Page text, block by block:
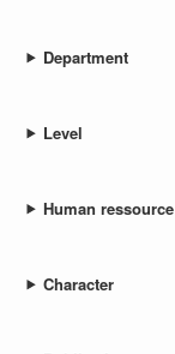
Department
Level
Human ressource
Character